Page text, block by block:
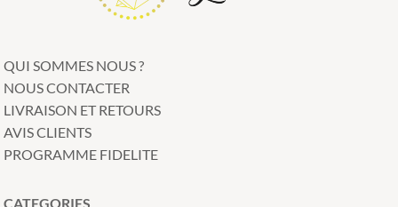
QUI SOMMES NOUS ?
NOUS CONTACTER
LIVRAISON ET RETOURS
AVIS CLIENTS
PROGRAMME FIDELITE
CATEGORIES